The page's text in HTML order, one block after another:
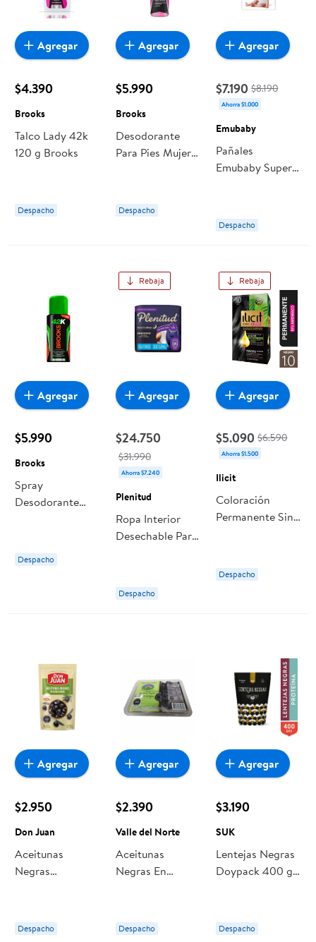
$4.390
Brooks
Talco Lady 42k
120 g Brooks
Despacho
Agregar
$5.990
Brooks
Desodorante
Para Pies Mujer
Despacho
Agregar
$7.190 $8.190
Ahorra $1.000
Emubaby
Pañales
Emubaby Super
Despacho
Agregar
$5.990
Brooks
Spray
Desodorante
Brooks
Despacho
Agregar
Rebaja
$24.750
$31.990
Ahorra $7.240
Plenitud
Ropa Interior
Desechable Para
Talle G/xg 32
unidades
Despacho
Agregar
Rebaja
$5.090 $6.590
Ahorra $1.500
Ilicit
Coloración
Permanente Sin
Despacho
Agregar
$2.950
Don Juan
Aceitunas
Negras
Juan
Despacho
Agregar
$2.390
Valle del Norte
Aceitunas
Negras En
Norte
Despacho
Agregar
$3.190
SUK
Lentejas Negras
Doypack 400 g
Despacho
Agregar